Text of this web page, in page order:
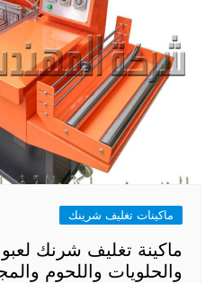
ماكينات تغليف شرينك
ماكينة تغليف شرنك
والحلويات واللحوم